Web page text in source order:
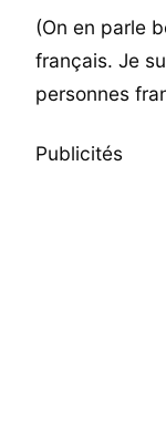
(On en parle
français. Je
personnes
Publicités